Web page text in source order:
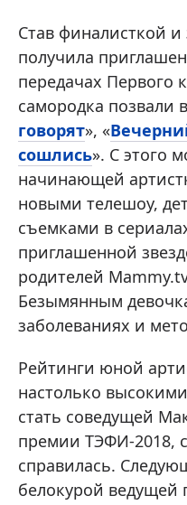
Став финалисткой
получила
передачах Первого
самородка позвали
говорят», «
сошлись». С этого
начинающей
новыми телешоу,
съемками в
приглашенной
родителей
Безымянным
заболеваниях и
Рейтинги юной
настолько
стать соведущей
премии ТЭФИ-2018,
справилась.
белокурой ведущей